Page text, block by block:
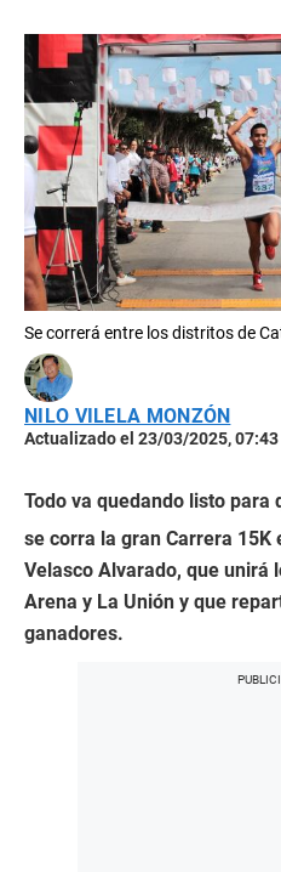
Se correrá entre los distritos de
NILO VILELA MONZÓN
Actualizado el 23/03/2025, 07:43
Todo va quedando listo para
se corra la gran Carrera 15K
Velasco Alvarado, que unirá
Arena y La Unión y que
ganadores.